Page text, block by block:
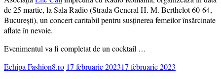
de 25 martie, la Sala Radio (Strada General H. M. Berthelot 60-64,
București), un concert caritabil pentru susținerea femeilor însărcinate
aflate în nevoie.
Evenimentul va fi completat de un cocktail …
Echipa Fashion8.ro 17 februarie 202317 februarie 2023